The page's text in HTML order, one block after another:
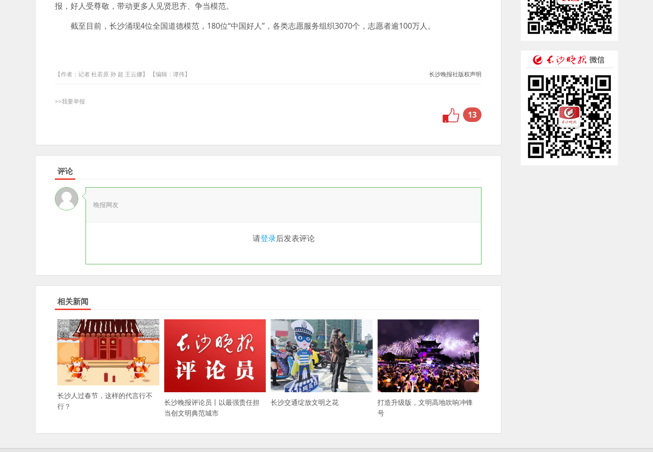
报，好人受尊敬，带动更多人见贤思齐、争当模范。
截至目前，长沙涌现4位全国道德模范，180位“中国好人”，各类志愿服务组织3070个，志愿者逾100万人。
【作者：记者 杜若原 孙 超 王云娜】 【编辑：谭伟】 长沙晚报社版权声明
>>我要举报
13
评论
晚报网友
请登录后发表评论
相关新闻
长沙人过春节，这样的代言行不
行？
长沙晚报评论员丨以最强责任担
当创文明典范城市
长沙交通绽放文明之花
打造升级版，文明高地吹响冲锋
号